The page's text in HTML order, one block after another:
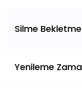
Silme
Yenileme